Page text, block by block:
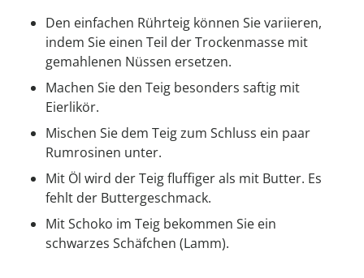
Den einfachen Rührteig können Sie variieren,
indem Sie einen Teil der Trockenmasse mit
gemahlenen Nüssen ersetzen.
Machen Sie den Teig besonders saftig mit
Eierlikör.
Mischen Sie dem Teig zum Schluss ein paar
Rumrosinen unter.
Mit Öl wird der Teig fluffiger als mit Butter. Es
fehlt der Buttergeschmack.
Mit Schoko im Teig bekommen Sie ein
schwarzes Schäfchen (Lamm).